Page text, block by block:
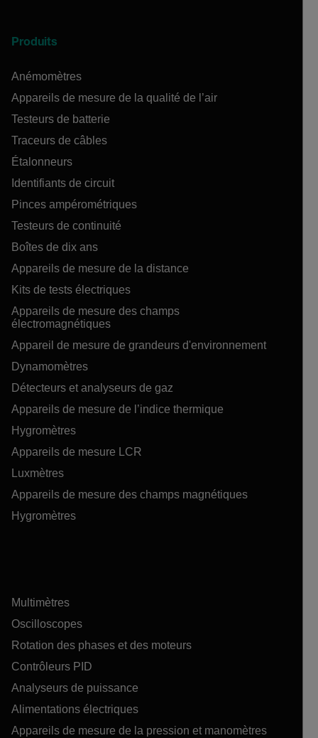
Produits
Anémomètres
Appareils de mesure de la qualité de l’air
Testeurs de batterie
Traceurs de câbles
Étalonneurs
Identifiants de circuit
Pinces ampérométriques
Testeurs de continuité
Boîtes de dix ans
Appareils de mesure de la distance
Kits de tests électriques
Appareils de mesure des champs
électromagnétiques
Appareil de mesure de grandeurs d'environnement
Dynamomètres
Détecteurs et analyseurs de gaz
Appareils de mesure de l’indice thermique
Hygromètres
Appareils de mesure LCR
Luxmètres
Appareils de mesure des champs magnétiques
Hygromètres
Multimètres
Oscilloscopes
Rotation des phases et des moteurs
Contrôleurs PID
Analyseurs de puissance
Alimentations électriques
Appareils de mesure de la pression et manomètres